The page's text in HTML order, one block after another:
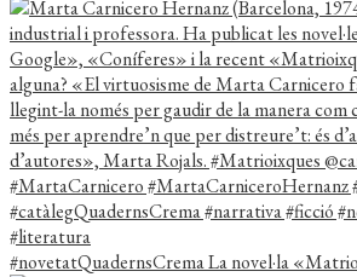
#novetatQuadernsCrema La novel·la